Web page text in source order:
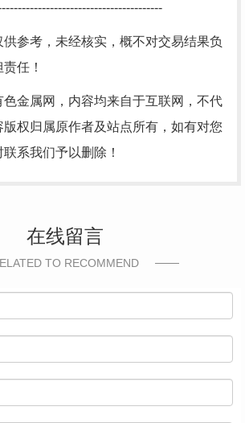
参考，未经核实，概不对交易结果负
任！
金属网，内容均来自于互联网，不代
权归属原作者及站点所有，如有对您
系我们予以删除！
在线留言
TO RECOMMEND